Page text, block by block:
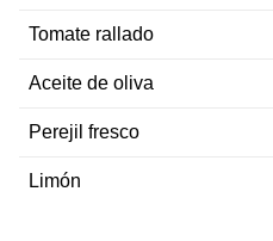
Tomate rallado
Aceite de oliva
Perejil fresco
Limón